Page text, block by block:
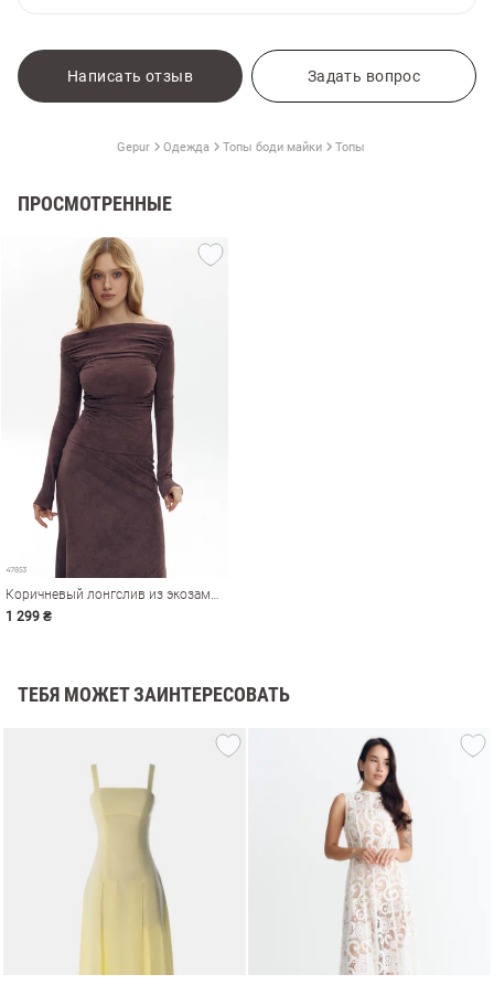
Написать отзыв Задать вопрос
Gepur Одежда Топы боди майки Топы
ПРОСМОТРЕННЫЕ
Коричневый лонгслив из экозамши
1 299 ₴
ТЕБЯ МОЖЕТ ЗАИНТЕРЕСОВАТЬ